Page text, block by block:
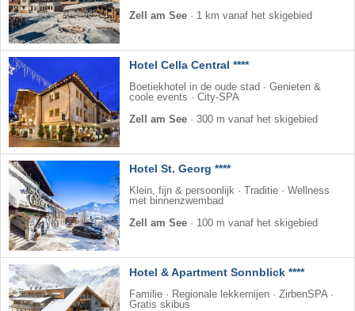
Zell am See · 1 km vanaf het skigebied
Hotel Cella Central ****
Boetiekhotel in de oude stad · Genieten &
coole events · City-SPA
Zell am See · 300 m vanaf het skigebied
Hotel St. Georg ****
Klein, fijn & persoonlijk · Traditie · Wellness
met binnenzwembad
Zell am See · 100 m vanaf het skigebied
Hotel & Apartment Sonnblick ****
Familie · Regionale lekkernijen · ZirbenSPA ·
Gratis skibus